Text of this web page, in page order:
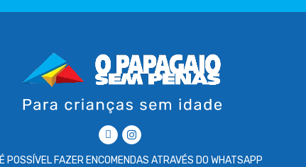
É POSSÍVEL FAZER ENCOMENDAS ATRAVÉS DO WHATSAPP